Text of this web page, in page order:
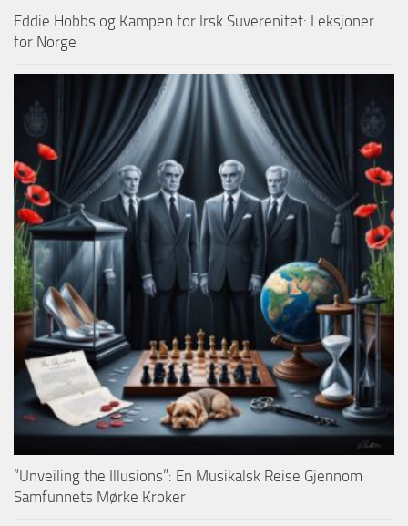
Eddie Hobbs og Kampen for Irsk Suverenitet: Leksjoner
for Norge
“Unveiling the Illusions”: En Musikalsk Reise Gjennom
Samfunnets Mørke Kroker